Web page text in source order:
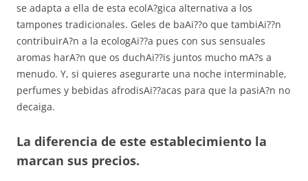
se adapta a ella de esta ecolA?gica alternativa a los
tampones tradicionales. Geles de baAi??o que tambiAi??n
contribuirA?n a la ecologAi??a pues con sus sensuales
aromas harA?n que os duchAi??is juntos mucho mA?s a
menudo. Y, si quieres asegurarte una noche interminable,
perfumes y bebidas afrodisAi??acas para que la pasiA?n no
decaiga.
La diferencia de este establecimiento la
marcan sus precios.